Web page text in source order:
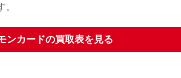
ンカードの買取表を見る